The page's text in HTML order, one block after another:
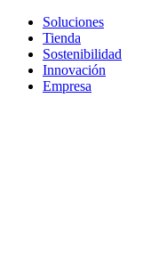
Soluciones
Tienda
Sostenibilidad
Innovación
Empresa